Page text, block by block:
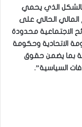
لسنة 2021، بالشكل الذي يحمي
الحالي على
الاجتماعية محدودة
الاتحادية وحكومة
بما يضمن حقوق
السياسية”.